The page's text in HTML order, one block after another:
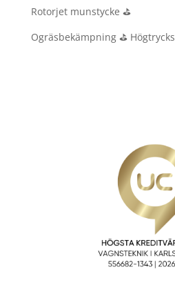
Rotorjet munstycke ⛳️
Ogräsbekämpning ⛳️